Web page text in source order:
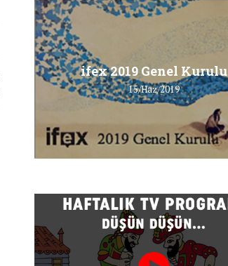
erişim engeli
30/07/2026
ifex 2019 Genel Kurulu
15/Haz/2019